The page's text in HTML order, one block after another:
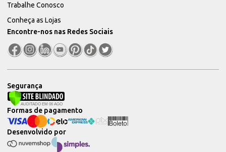
Trabalhe Conosco
Conheça as Lojas
Encontre-nos nas Redes Sociais
Segurança
Desenvolvido por
Formas de pagamento